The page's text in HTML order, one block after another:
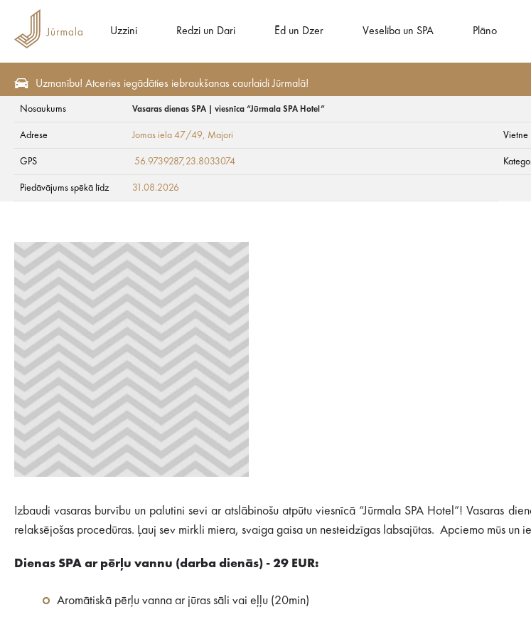
Uzzini Redzi un Dari Ēd un Dzer Veselība un SPA Plāno
Uzmanību! Atceries iegādāties iebraukšanas caurlaidi Jūrmalā!
Vasaras dienas SPA | viesnīca
Nosaukums Vasaras dienas SPA | viesnīca “Jūrmala SPA Hotel”
Adrese Jomas iela 47/49, Majori Vietne
GPS 56.9739287,23.8033074
Piedāvājums spēkā līdz 31.08.2026
Izbaudi vasaras burvību un palutini sevi ar atslābinošu atpūtu viesnīcā “Jūrmala SPA Hotel”! Vasaras
relaksējošas procedūras. Ļauj sev mirkli miera, svaiga gaisa un nesteidzīgas labsajūtas. Apciemo mūs un
Dienas SPA ar pērļu vannu (darba dienās) - 29 EUR:
Aromātiskā pērļu vanna ar jūras sāli vai eļļu (20min)